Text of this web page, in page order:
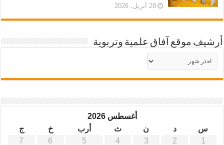
28 أبريل، 2026
أرشيف موقع آفاق علمية وتربوية
أرشيف
موقع
آفاق
أغسطس 2026
س
د ن ث أرب خ
ج
1
2
3
4
5
6
7